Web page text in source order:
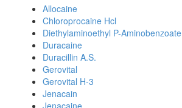
Allocaine
Chloroprocaine Hcl
Diethylaminoethyl P-Aminobenzoate
Duracaine
Duracillin A.S.
Gerovital
Gerovital H-3
Jenacain
Jenacaine